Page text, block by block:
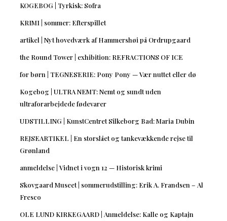
KOGEBOG | Tyrkisk: Sofra
KRIMI | sommer: Efterspillet
artikel | Nyt hovedværk af Hammershøi på Ordrupgaard
the Round Tower | exhibition: REFRACTIONS OF ICE
for børn | TEGNESERIE: Pony Pony — Vær nuttet eller dø
Kogebog | ULTRA NEMT: Nemt og sundt uden
ultraforarbejdede fødevarer
UDSTILLING | KunstCentret Silkeborg Bad: Maria Dubin
REJSEARTIKEL | En storslået og tankevækkende rejse til
Grønland
anmeldelse | Vidnet i vogn 12 — Historisk krimi
Skovgaard Museet | sommerudstilling: Erik A. Frandsen – Al
Fresco
OLE LUND KIRKEGAARD | Anmeldelse: Kalle og Kaptajn